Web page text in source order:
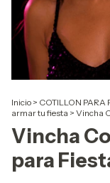
Inicio > COTILLON PARA
armar tu fiesta > Vincha
Vincha
para